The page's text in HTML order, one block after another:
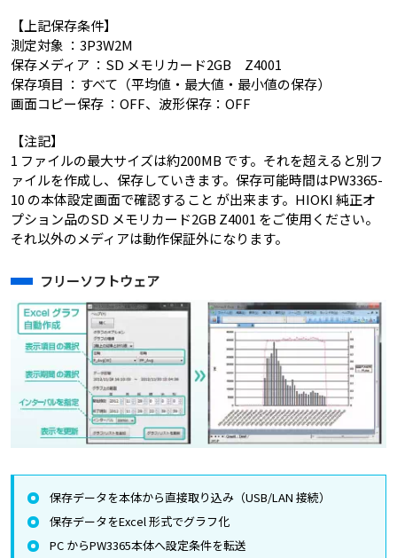
【上記保存条件】
測定対象 ：3P3W2M
保存メディア ：SD メモリカード2GB Z4001
保存項目 ：すべて（平均値・最大値・最小値の保存）
画面コピー保存 ：OFF、波形保存：OFF
【注記】
1 ファイルの最大サイズは約200MB です。それを超えると別フ
ァイルを作成し、保存していきます。保存可能時間はPW3365-
10 の本体設定画面で確認すること が出来ます。HIOKI 純正オ
プション品のSD メモリカード2GB Z4001 をご使用ください。
それ以外のメディアは動作保証外になります。
フリーソフトウェア
保存データを本体から直接取り込み（USB/LAN 接続）
保存データをExcel 形式でグラフ化
PC からPW3365本体へ設定条件を転送